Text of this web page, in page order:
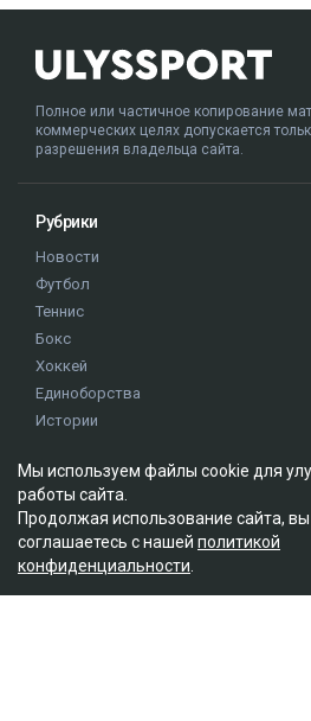
Полное или частичное копирование
коммерческих целях допускается
разрешения владельца сайта.
Рубрики
Новости
Футбол
Теннис
Бокс
Хоккей
Единоборства
Истории
Редакция
О проекте
Правила сайта
Мы используем файлы cookie для
работы сайта.
Продолжая использование сайта, вы
соглашаетесь с нашей политикой
конфиденциальности